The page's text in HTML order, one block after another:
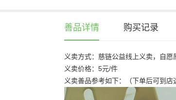
善品详情 购买记录
义卖方式：慈链公益线上义卖，自愿
义卖价格：5元/件
义卖善品参考如下：（下单后可到店